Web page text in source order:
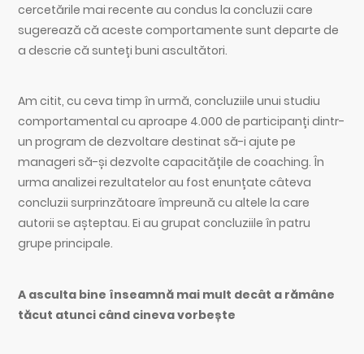
cercetările mai recente au condus la concluzii care
sugerează că aceste comportamente sunt departe de
a descrie că sunteți buni ascultători.
Am citit, cu ceva timp în urmă, concluziile unui studiu
comportamental cu aproape 4.000 de participanți dintr-
un program de dezvoltare destinat să-i ajute pe
manageri să-și dezvolte capacitățile de coaching. În
urma analizei rezultatelor au fost enunțate câteva
concluzii surprinzătoare împreună cu altele la care
autorii se așteptau. Ei au grupat concluziile în patru
grupe principale.
A asculta bine înseamnă mai mult decât a rămâne
tăcut atunci când cineva vorbește